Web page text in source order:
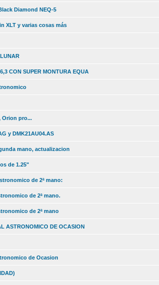
Diamond NEQ-5
XLT y varias cosas más
CON SUPER MONTURA EQUA
Orion pro...
y DMK21AU04.AS
mano, actualizacion
de 1.25"
de 2ª mano:
de 2ª mano.
de 2ª mano
ASTRONOMICO DE OCASION
de Ocasion